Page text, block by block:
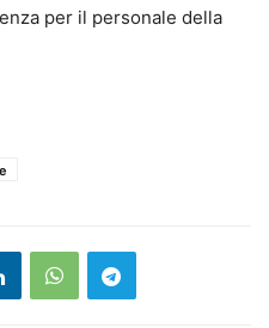
per il personale della